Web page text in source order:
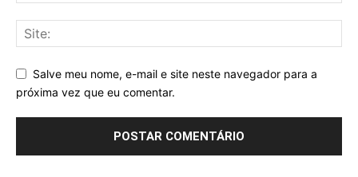
Salve meu nome, e-mail e site neste navegador para a
próxima vez que eu comentar.